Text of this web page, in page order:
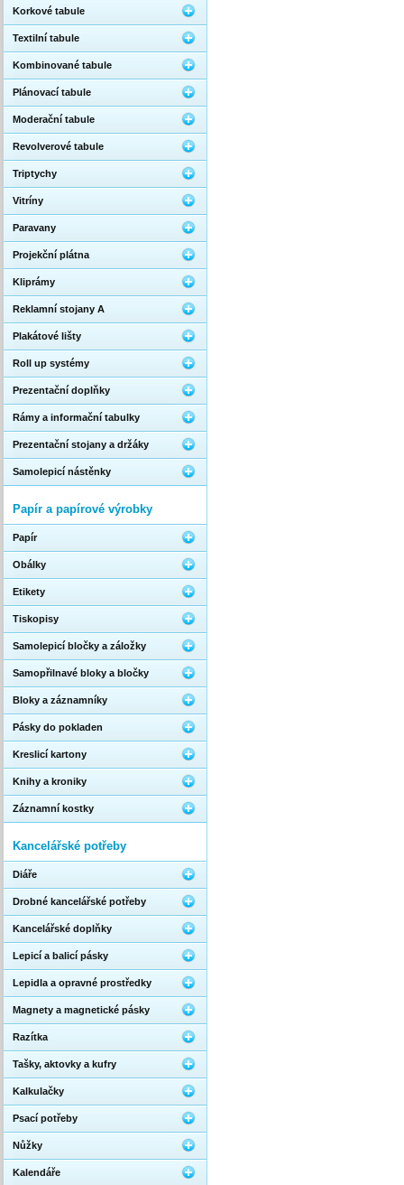
Korkové tabule
Textilní tabule
Kombinované tabule
Plánovací tabule
Moderační tabule
Revolverové tabule
Triptychy
Vitríny
Paravany
Projekční plátna
Kliprámy
Reklamní stojany A
Plakátové lišty
Roll up systémy
Prezentační doplňky
Rámy a informační tabulky
Prezentační stojany a držáky
Samolepicí nástěnky
Papír a papírové výrobky
Papír
Obálky
Etikety
Tiskopisy
Samolepicí bločky a záložky
Samopřilnavé bloky a bločky
Bloky a záznamníky
Pásky do pokladen
Kreslicí kartony
Knihy a kroniky
Záznamní kostky
Kancelářské potřeby
Diáře
Drobné kancelářské potřeby
Kancelářské doplňky
Lepicí a balicí pásky
Lepidla a opravné prostředky
Magnety a magnetické pásky
Razítka
Tašky, aktovky a kufry
Kalkulačky
Psací potřeby
Nůžky
Kalendáře